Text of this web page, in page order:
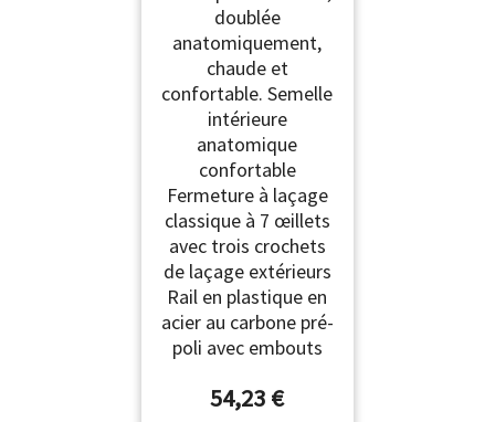
doublée
anatomiquement,
chaude et
confortable. Semelle
intérieure
anatomique
confortable
Fermeture à laçage
classique à 7 œillets
avec trois crochets
de laçage extérieurs
Rail en plastique en
acier au carbone pré-
poli avec embouts
54,23 €